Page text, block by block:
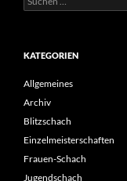
nach:
KATEGORIEN
Allgemeines
Archiv
Blitzschach
Einzelmeisterschaften
Frauen-Schach
Jugendschach